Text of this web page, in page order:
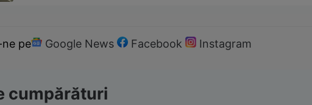
pe Google News Facebook Instagram
cumpărături